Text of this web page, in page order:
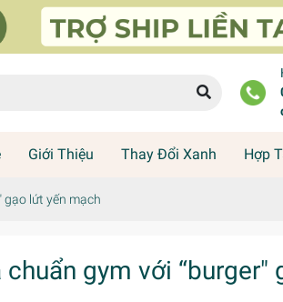
Giới Thiệu Thay Đổi Xanh Hợp
gạo lứt yến mạch
chuẩn gym với “burger"